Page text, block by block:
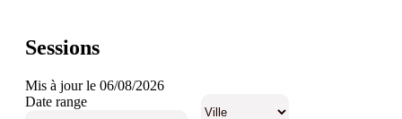
Sessions
Mis à jour le 06/08/2026
Date range